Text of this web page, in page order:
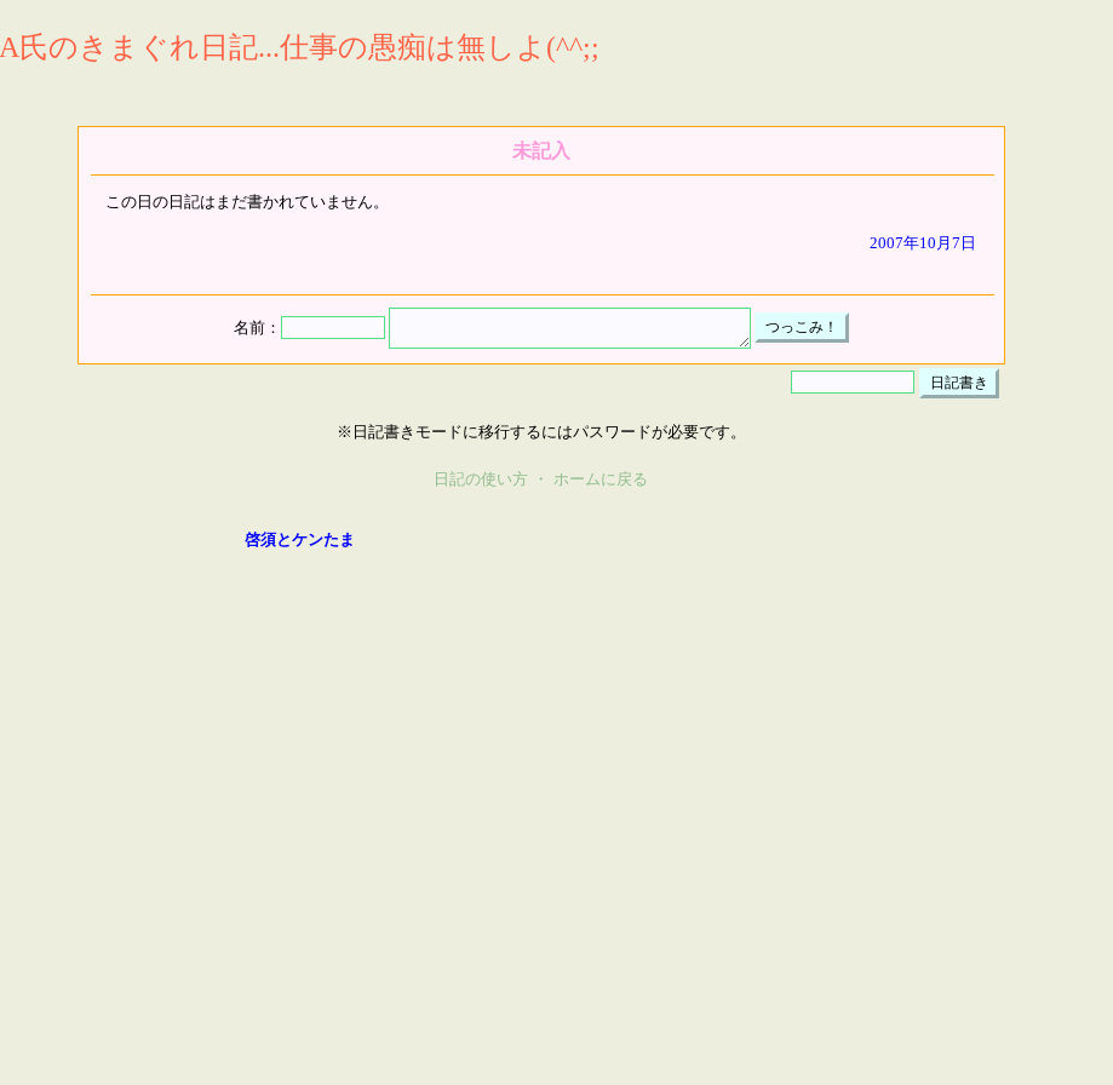
A氏のきまぐれ日記...仕事の愚痴は無しよ(^^;;
未記入
この日の日記はまだ書かれていません。
2007年10月7日
名前：
※日記書きモードに移行するにはパスワードが必要です。
日記の使い方 ・ ホームに戻る
啓須とケンたま